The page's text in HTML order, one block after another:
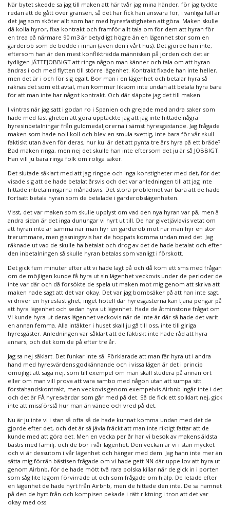
När bytet skedde sa jag till maken att här tvår jag mina händer, för jag tyckte
redan att de gått över gränsen, så det här fick han ansvara för, i vanliga fall är
det jag som sköter allt som har med hyresfastigheten att göra. Maken skulle
då kolla hyror, fixa kontrakt och framför allt tala om för dem att hyran för
en trea på närmare 90 m3 är betydligt högre än en lägenhet stor som en
garderob som de bodde i innan (även den i vårt hus). Det gjorde han inte,
eftersom han är den mest konflikträdda människan på jorden och det är
tydligen JÄTTEJOBBIGT att ringa någon man känner och tala om att hyran
ändras i och med flytten till större lägenhet. Kontrakt fixade han inte heller,
men det är i och för sig egalt. Bor man i en lägenhet och betalar hyra så
räknas det som ett avtal, man kommer liksom inte undan att betala hyra bara
för att man inte har något kontrakt. Och där släppte jag det till maken.
I vintras när jag satt i godan ro i Spanien och grejade med andra saker som
hade med fastigheten att göra upptäckte jag att jag inte hittade några
hyresinbetalningar från guldmedaljörerna i sämst hyresgästande. Jag frågade
maken som hade noll koll och blev en smula svettig, inte bara för vår skull
faktiskt utan även för deras, hur kul är det att pynta tre års hyra på ett bräde?
Bad maken ringa, men nej det skulle han inte eftersom det ju är så JOBBIGT.
Han vill ju bara ringa folk om roliga saker.
Det slutade såklart med att jag ringde och inga konstigheter med det, för det
visade sig att de hade betalat årsvis och det var anledningen till att jag inte
hittade inbetalningarna månadsvis. Det stora problemet var bara att de hade
fortsatt betala hyran som de betalade i garderobslägenheten.
Visst, det var maken som skulle upplyst om vad den nya hyran var på, men å
andra sidan är det inga dunungar vi hyrt ut till. De har givetjävlavis vetat om
att hyran inte är samma när man hyr en garderob mot när man hyr en stor
trerummare, men gissningsvis har de hoppats komma undan med det. Jag
räknade ut vad de skulle ha betalat och drog av det de hade betalat och efter
den inbetalningen så skulle hyran betalas som vanligt i förskott.
Det gick fem minuter efter att vi hade lagt på och då kom ett sms med frågan
om de möjligen kunde få hyra ut sin lägenhet veckovis under de perioder de
inte var där och då försökte de spela ut maken mot mig genom att skriva att
maken hade sagt att det var okay. Det var jag bombsäker på att han inte sagt,
vi driver en hyresfastighet, inget hotell där hyresgästerna kan tjäna pengar på
att hyra lägenhet och sedan hyra ut lägenhet. Hade de åtminstone frågat om
VI kunde hyra ut deras lägenhet veckovis när de inte är där så hade det varit
en annan femma. Alla intäkter i huset skall ju gå till oss, inte till giriga
hyresgäster. Anledningen var såklart att de faktiskt inte hade råd att hyra
annars, och det kom de på efter tre år.
Jag sa nej såklart. Det funkar inte så. Förklarade att man får hyra ut i andra
hand med hyresvärdens godkännande och i vissa lägen är det i princip
omöjligt att säga nej, som till exempel om man skall studera på annan ort
eller om man vill prova att vara sambo med någon utan att sumpa sitt
förstahandskontrakt, men veckovis genom exempelvis Airbnb ingår inte i det
och det är FÅ hyresvärdar som går med på det. Så de fick ett solklart nej, gick
inte att missförstå hur man än vände och vred på det.
Nu är ju inte vi i stan så ofta så de hade kunnat komma undan med det de
gjorde efter det, och det är så jävla fräckt att man inte riktigt fattar att de
kunde med att göra det. Men en vecka per år har vi besök av makens äldsta
bästis med familj, och de bor i vår lägenhet. Den veckan är vi i stan mycket
och vi är dessutom i vår lägenhet och hänger med dem. Jag hann inte mer än
sätta mig förrän bästisen frågade om vi hade gett NN där uppe lov att hyra ut
genom Airbnb, för de hade mött två rara polska killar när de gick in i porten
som såg lite lagom förvirrade ut och som frågade om hjälp. De letade efter
en lägenhet de hade hyrt från Airbnb, men de hittade den inte. De sa namnet
på den de hyrt från och kompisen pekade i rätt riktning i tron att det var
okay med oss.